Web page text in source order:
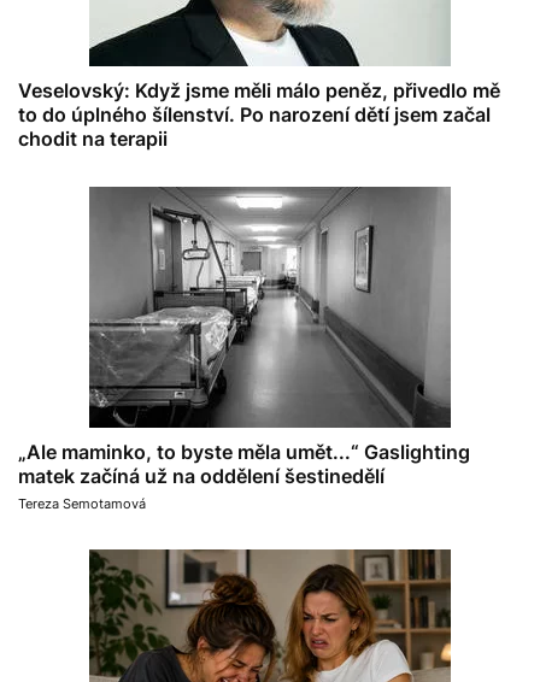
Veselovský: Když jsme měli málo peněz, přivedlo mě
to do úplného šílenství. Po narození dětí jsem začal
chodit na terapii
„Ale maminko, to byste měla umět...“ Gaslighting
matek začíná už na oddělení šestinedělí
Tereza Semotamová